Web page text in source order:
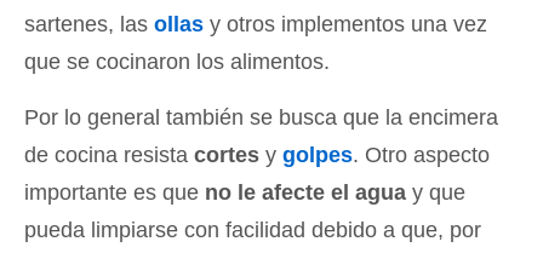
sartenes, las ollas y otros implementos una vez
que se cocinaron los alimentos.
Por lo general también se busca que la encimera
de cocina resista cortes y golpes. Otro aspecto
importante es que no le afecte el agua y que
pueda limpiarse con facilidad debido a que, por